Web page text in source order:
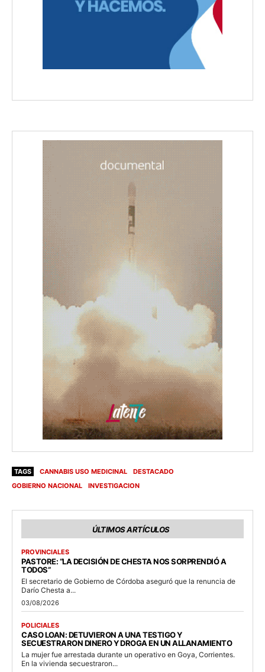
TAGS CANNABIS USO MEDICINAL
DESTACADO
GOBIERNO NACIONAL
INVESTIGACION
ÚLTIMOS ARTÍCULOS
PROVINCIALES
PASTORE: “LA DECISIÓN DE CHESTA NOS SORPRENDIÓ A
TODOS”
El secretario de Gobierno de Córdoba aseguró que la renuncia de
Darío Chesta a...
03/08/2026
POLICIALES
CASO LOAN: DETUVIERON A UNA TESTIGO Y
SECUESTRARON DINERO Y DROGA EN UN ALLANAMIENTO
La mujer fue arrestada durante un operativo en Goya, Corrientes.
En la vivienda secuestraron...